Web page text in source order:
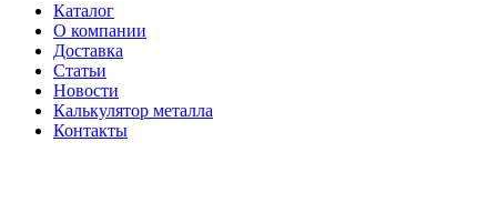
Каталог
О компании
Доставка
Статьи
Новости
Калькулятор металла
Контакты